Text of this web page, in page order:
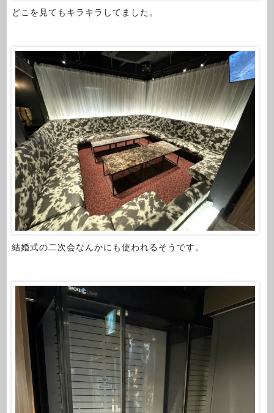
どこを見てもキラキラしてました。
結婚式の二次会なんかにも使われるそうです。